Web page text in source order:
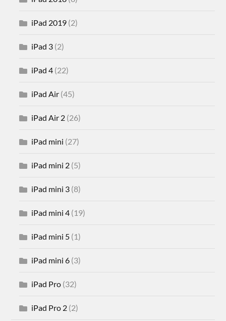
iPad 2019 (2)
iPad 3 (2)
iPad 4 (22)
iPad Air (45)
iPad Air 2 (26)
iPad mini (27)
iPad mini 2 (5)
iPad mini 3 (8)
iPad mini 4 (19)
iPad mini 5 (1)
iPad mini 6 (3)
iPad Pro (32)
iPad Pro 2 (2)